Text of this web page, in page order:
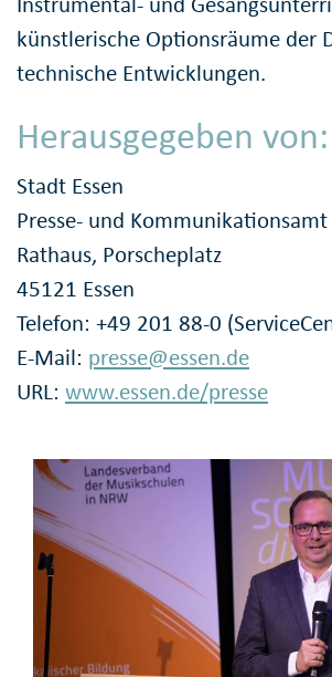
künstlerische Optionsräume der
technische Entwicklungen.
Herausgegeben von:
Stadt Essen
Presse- und Kommunikationsamt
Rathaus, Porscheplatz
45121 Essen
Telefon: +49 201 88-0
E-Mail: presse@essen.de
URL: www.essen.de/presse